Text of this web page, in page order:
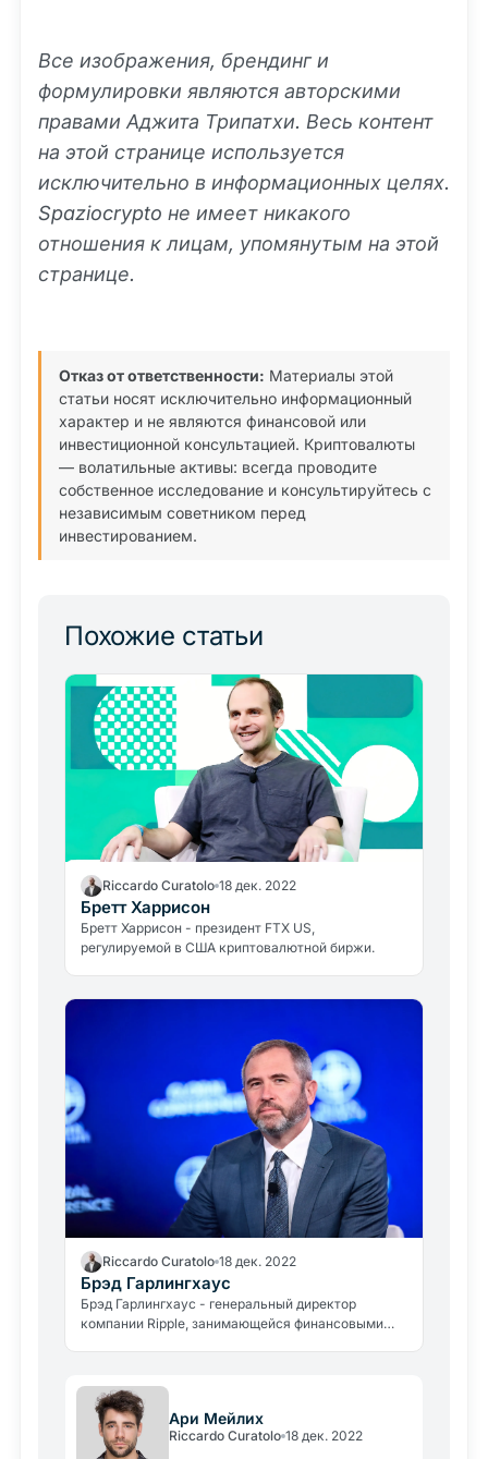
Все изображения, брендинг и
формулировки являются авторскими
правами Аджита Трипатхи. Весь контент
на этой странице используется
исключительно в информационных целях.
Spaziocrypto не имеет никакого
отношения к лицам, упомянутым на этой
странице.
Отказ от ответственности: Материалы этой
статьи носят исключительно информационный
характер и не являются финансовой или
инвестиционной консультацией. Криптовалюты
— волатильные активы: всегда проводите
собственное исследование и консультируйтесь с
независимым советником перед
инвестированием.
Похожие статьи
Riccardo Curatolo 18 дек. 2022
Бретт Харрисон
Бретт Харрисон - президент FTX US,
регулируемой в США криптовалютной биржи.
Riccardo Curatolo 18 дек. 2022
Брэд Гарлингхаус
Брэд Гарлингхаус - генеральный директор
компании Ripple, занимающейся финансовыми
Ари Мейлих
Riccardo Curatolo 18 дек. 2022